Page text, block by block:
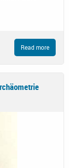
Read more